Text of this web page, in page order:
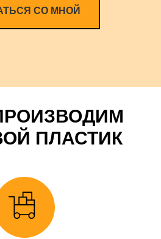
СО МНОЙ
ПЛАСТИК